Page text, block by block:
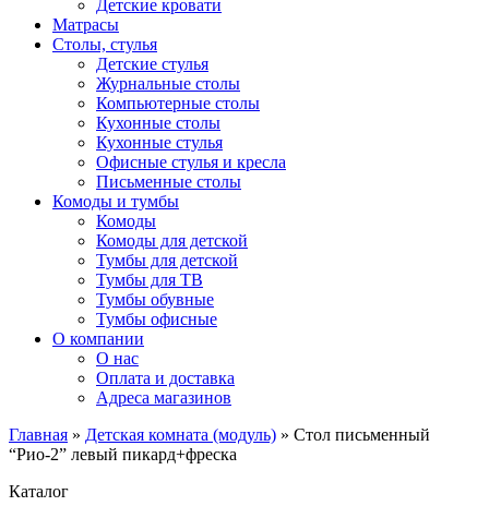
Детские кровати
Матрасы
Столы, стулья
Детские стулья
Журнальные столы
Компьютерные столы
Кухонные столы
Кухонные стулья
Офисные стулья и кресла
Письменные столы
Комоды и тумбы
Комоды
Комоды для детской
Тумбы для детской
Тумбы для ТВ
Тумбы обувные
Тумбы офисные
О компании
О нас
Оплата и доставка
Адреса магазинов
Главная » Детская комната (модуль) » Стол письменный
“Рио-2” левый пикард+фреска
Каталог